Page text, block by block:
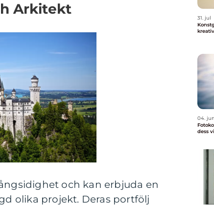
Arkitekt
och kan erbjuda en
olika projekt. Deras portfölj
31. jul
04. jun
dess